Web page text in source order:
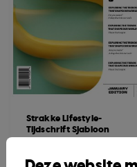
Strakke Lifestyle-
Tijdschrift Sjabloon